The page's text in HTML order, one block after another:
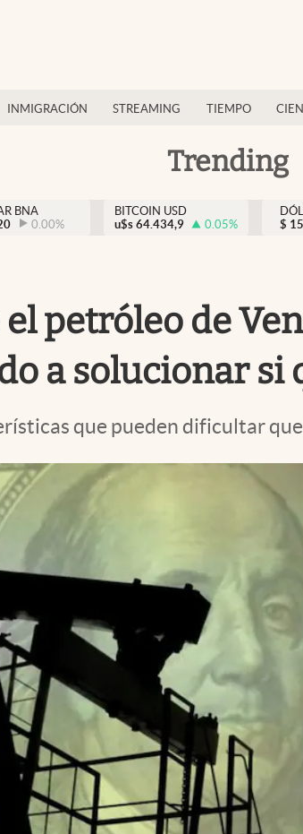
INMIGRACIÓN STREAMING TIEMPO
Trending
BNA
0.00%
BITCOIN USD
u$s 64.434,9 0.05%
$
petróleo de
a solucionar si
que pueden dificultar